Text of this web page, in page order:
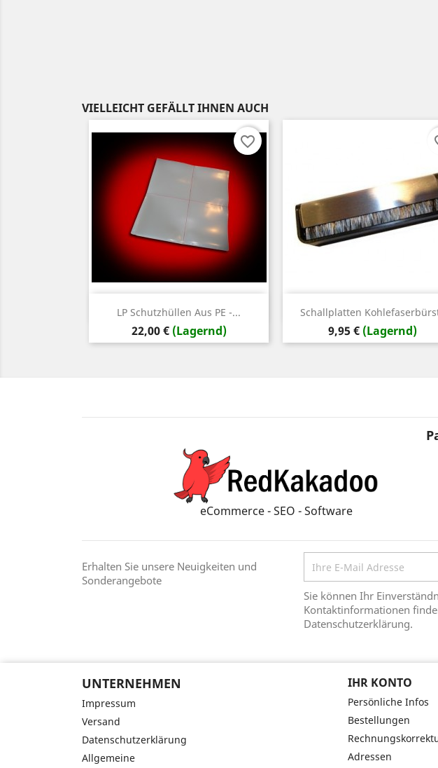
VIELLEICHT GEFÄLLT IHNEN AUCH
LP Schutzhüllen Aus PE -...
Preis
22,00 € (Lagernd)
Vorschau
favorite_border
Schallplatten
Preis
9,95 € (Lagernd)
Vorschau
eCommerce - SEO - Software
Erhalten Sie unsere Neuigkeiten und
Sonderangebote
Sie können Ihr
Kontaktinformationen
Datenschutzerklärung.
UNTERNEHMEN
Impressum
Versand
Datenschutzerklärung
Allgemeine
IHR KONTO
Persönliche Infos
Bestellungen
Adressen